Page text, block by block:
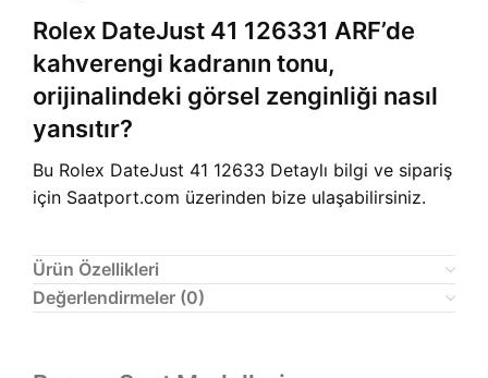
Rolex DateJust 41 126331 ARF’de
kahverengi kadranın tonu,
orijinalindeki görsel zenginliği nasıl
yansıtır?
Bu Rolex DateJust 41 12633 Detaylı bilgi ve sipariş
için Saatport.com üzerinden bize ulaşabilirsiniz.
Ürün Özellikleri
Değerlendirmeler (0)